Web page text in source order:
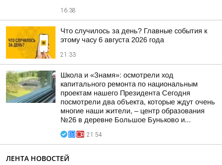
16:38
Что случилось за день? Главные события к
этому часу 6 августа 2026 года
21:33
Школа и «Знамя»: осмотрели ход
капитального ремонта по национальным
проектам нашего Президента Сегодня
посмотрели два объекта, которые ждут очень
многие наши жители, – центр образования
№26 в деревне Большое Буньково и...
21:54
ЛЕНТА НОВОСТЕЙ